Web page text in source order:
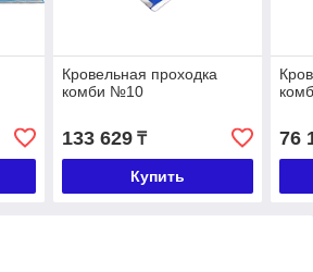
Кровельная проходка
комби №10
133 629₸
Купить
76